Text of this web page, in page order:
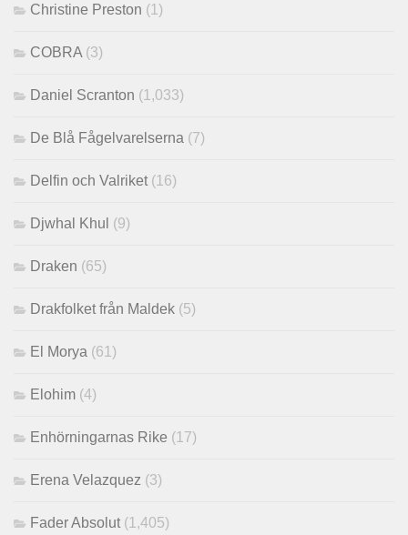
Christine Preston (1)
COBRA (3)
Daniel Scranton (1,033)
De Blå Fågelvarelserna (7)
Delfin och Valriket (16)
Djwhal Khul (9)
Draken (65)
Drakfolket från Maldek (5)
El Morya (61)
Elohim (4)
Enhörningarnas Rike (17)
Erena Velazquez (3)
Fader Absolut (1,405)